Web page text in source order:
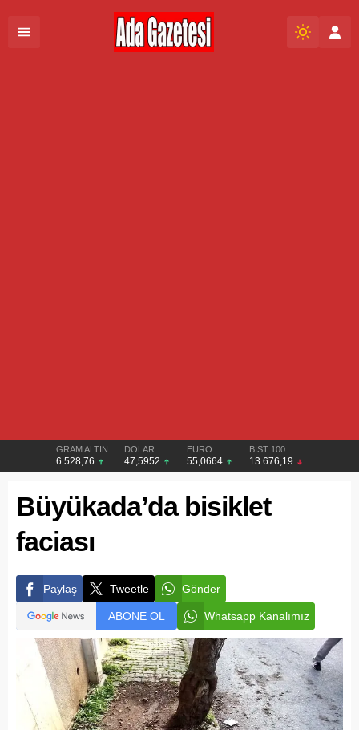
GRAM ALTIN
6.528,76
DOLAR
47,5952
EURO
55,0664
BIST 100
13.676,19
Büyükada’da bisiklet
faciası
Paylaş Tweetle Gönder
ABONE OL Whatsapp Kanalımız